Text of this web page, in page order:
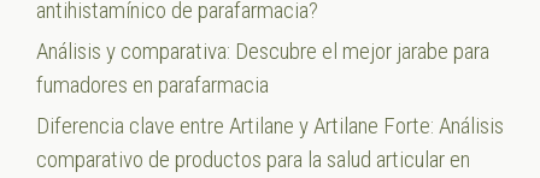
antihistamínico de parafarmacia?
Análisis y comparativa: Descubre el mejor jarabe para
fumadores en parafarmacia
Diferencia clave entre Artilane y Artilane Forte: Análisis
comparativo de productos para la salud articular en